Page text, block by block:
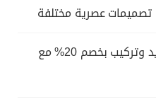
عصرية مختلفة
مقاول تركيب حجر واجهات توريد وتركيب بخصم 20% مع